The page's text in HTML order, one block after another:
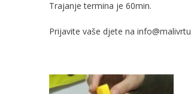
Trajanje termina je 60min.
Prijavite vaše djete na info@malivrtu